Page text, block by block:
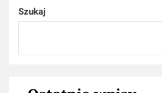
Szukaj